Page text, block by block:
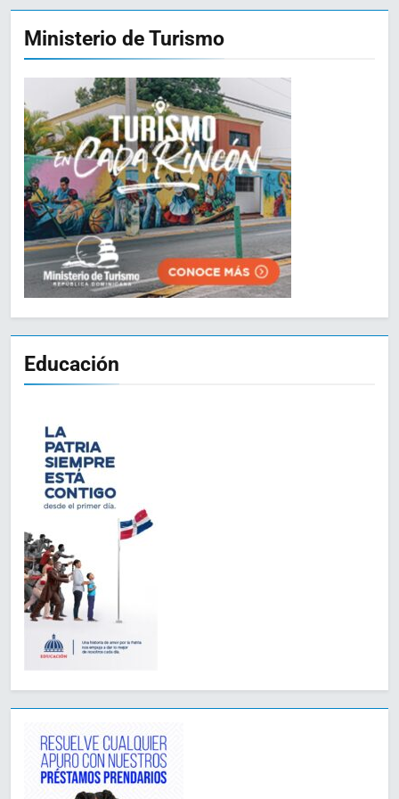
Ministerio de Turismo
Educación